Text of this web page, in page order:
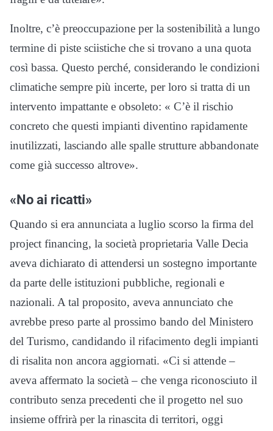
Inoltre, c’è preoccupazione per la sostenibilità a lungo
termine di piste sciistiche che si trovano a una quota
così bassa. Questo perché, considerando le condizioni
climatiche sempre più incerte, per loro si tratta di un
intervento impattante e obsoleto: « C’è il rischio
concreto che questi impianti diventino rapidamente
inutilizzati, lasciando alle spalle strutture abbandonate
come già successo altrove».
«No ai ricatti»
Quando si era annunciata a luglio scorso la firma del
project financing, la società proprietaria Valle Decia
aveva dichiarato di attendersi un sostegno importante
da parte delle istituzioni pubbliche, regionali e
nazionali. A tal proposito, aveva annunciato che
avrebbe preso parte al prossimo bando del Ministero
del Turismo, candidando il rifacimento degli impianti
di risalita non ancora aggiornati. «Ci si attende –
aveva affermato la società – che venga riconosciuto il
contributo senza precedenti che il progetto nel suo
insieme offrirà per la rinascita di territori, oggi